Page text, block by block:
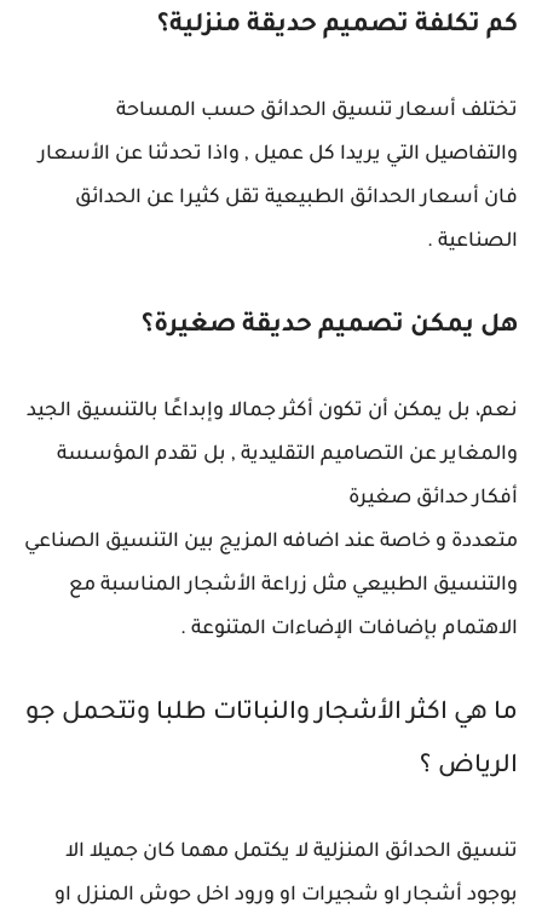
كم تكلفة تصميم حديقة منزلية؟
تختلف أسعار تنسيق الحدائق حسب المساحة
والتفاصيل التي يريدا كل عميل , واذا تحدثنا عن الأسعار
فان أسعار الحدائق الطبيعية تقل كثيرا عن الحدائق
الصناعية .
هل يمكن تصميم حديقة صغيرة؟
نعم، بل يمكن أن تكون أكثر جمالا وإبداعًا بالتنسيق الجيد
والمغاير عن التصاميم التقليدية , بل تقدم المؤسسة
أفكار حدائق صغيرة
متعددة و خاصة عند اضافه المزيج بين التنسيق الصناعي
والتنسيق الطبيعي مثل زراعة الأشجار المناسبة مع
الاهتمام بإضافات الإضاءات المتنوعة .
ما هي اكثر الأشجار والنباتات طلبا وتتحمل جو
الرياض ؟
تنسيق الحدائق المنزلية لا يكتمل مهما كان جميلا الا
بوجود أشجار او شجيرات او ورود اخل حوش المنزل او